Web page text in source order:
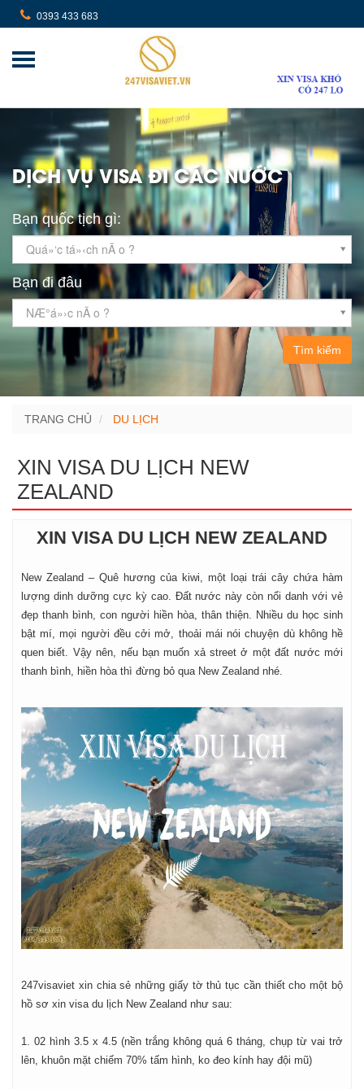
0393 433 683
DỊCH VỤ VISA ĐI CÁC NƯỚC
Bạn quốc tịch gì:
Quá»‘c tá»‹ch nÃ o ?
Bạn đi đâu
NÆ°á»›c nÃ o ?
Tìm kiếm
TRANG CHỦ DU LỊCH
XIN VISA DU LỊCH NEW
ZEALAND
XIN VISA DU LỊCH NEW ZEALAND
New Zealand – Quê hương của kiwi, một loại trái cây chứa hàm
lượng dinh dưỡng cực kỳ cao. Đất nước này còn nổi danh với vẻ
đẹp thanh bình, con người hiền hòa, thân thiện. Nhiều du học sinh
bật mí, mọi người đều cởi mở, thoải mái nói chuyện dù không hề
quen biết. Vậy nên, nếu bạn muốn xả street ở một đất nước mới
thanh bình, hiền hòa thì đừng bỏ qua New Zealand nhé.
247visaviet xin chia sẻ những giấy tờ thủ tục cần thiết cho một bộ
hồ sơ xin visa du lịch New Zealand như sau:
1. 02 hình 3.5 x 4.5 (nền trắng không quá 6 tháng, chụp từ vai trở
lên, khuôn mặt chiếm 70% tấm hình, ko đeo kính hay đội mũ)